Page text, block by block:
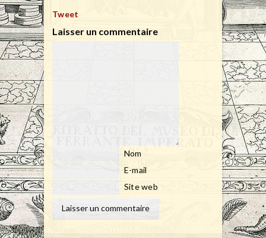
Tweet
Laisser un commentaire
Nom
E-mail
Site web